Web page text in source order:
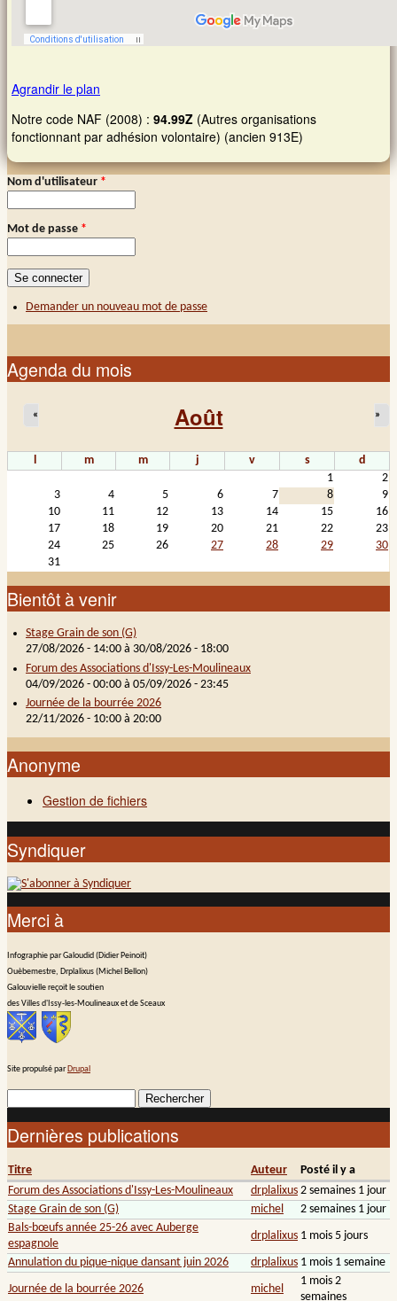
Agrandir le plan
Notre code NAF (2008) : 94.99Z (Autres organisations
fonctionnant par adhésion volontaire) (ancien 913E)
Connexion membre
Nom d'utilisateur *
Mot de passe *
Demander un nouveau mot de passe
Agenda du mois
Août
« »
m m j v s
d
1
2
3
4 5 6 7 8
9
10
11 12 13 14 15
16
17
18 19 20 21 22
23
24
25 26 27 28 29
30
31
Bientôt à venir
Stage Grain de son (G)
27/08/2026 - 14:00 à 30/08/2026 - 18:00
Forum des Associations d'Issy-Les-Moulineaux
04/09/2026 - 00:00 à 05/09/2026 - 23:45
Journée de la bourrée 2026
22/11/2026 - 10:00 à 20:00
Anonyme
Gestion de fichiers
Syndiquer
Merci à
Infographie par Galoudid (Didier Peinoit)
Ouèbemestre, Drplalixus (Michel Bellon)
Galouvielle reçoit le soutien
des Villes d'Issy-les-Moulineaux et de Sceaux
Site propulsé parDrupal
Formulaire de recherche
Dernières publications
Titre Auteur
Posté il y a
Forum des Associations d'Issy-Les-Moulineaux
drplalixus 2 semaines 1 jour
Stage Grain de son (G)
michel
2 semaines 1 jour
Bals-bœufs année 25-26 avec Auberge
espagnole
drplalixus 1 mois 5 jours
Annulation du pique-nique dansant juin 2026
drplalixus 1 mois 1 semaine
Journée de la bourrée 2026
michel
1 mois 2
semaines